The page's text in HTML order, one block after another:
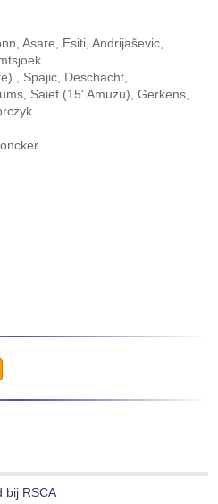
Asare, Esiti, Andrijaševic,
, Spajic, Deschacht,
Saief (15' Amuzu), Gerkens,
bij RSCA